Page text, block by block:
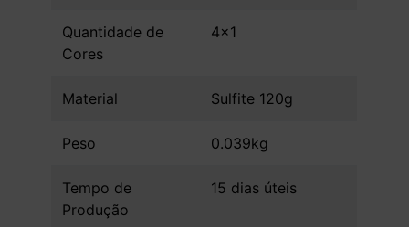
Quantidade de
Cores
4x1
Material Sulfite 120g
Peso 0.039kg
Tempo de
Produção
15 dias úteis